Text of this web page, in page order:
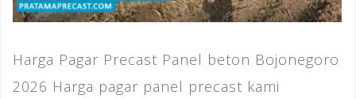
Harga Pagar Precast Panel beton Bojonegoro
2026 Harga pagar panel precast kami